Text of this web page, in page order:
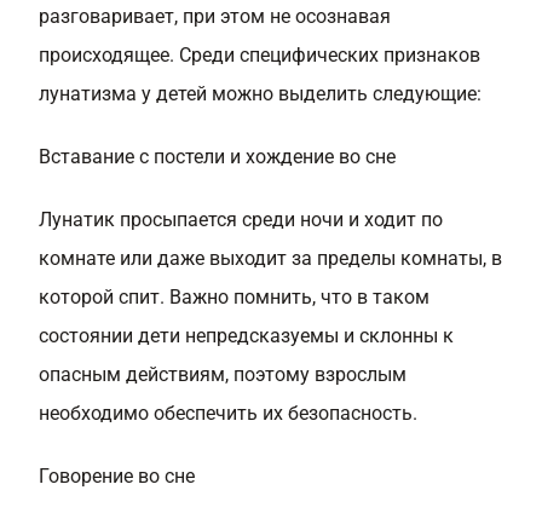
разговаривает, при этом не осознавая
происходящее. Среди специфических признаков
лунатизма у детей можно выделить следующие:
Вставание с постели и хождение во сне
Лунатик просыпается среди ночи и ходит по
комнате или даже выходит за пределы комнаты, в
которой спит. Важно помнить, что в таком
состоянии дети непредсказуемы и склонны к
опасным действиям, поэтому взрослым
необходимо обеспечить их безопасность.
Говорение во сне